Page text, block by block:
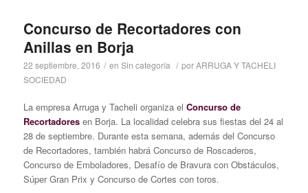
Concurso de Recortadores con
Anillas en Borja
22 septiembre, 2016 / en Sin categoría / porARRUGA Y TACHELI
SOCIEDAD
La empresa Arruga y Tacheli organiza el Concurso de
Recortadoresen Borja. La localidad celebra sus fiestas del 24 al
28 de septiembre. Durante esta semana, además del Concurso
de Recortadores, también habrá Concurso de Roscaderos,
Concurso de Emboladores, Desafío de Bravura con Obstáculos,
Súper Gran Prix y Concurso de Cortes con toros.